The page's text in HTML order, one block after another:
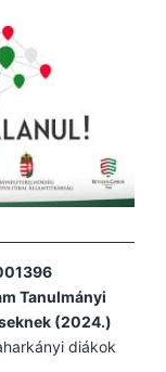
Tanulmányi
(2024.)
diákok